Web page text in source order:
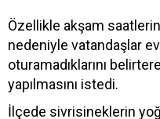
Özellikle akşam
nedeniyle vatandaşlar
oturamadıklarını
yapılmasını istedi.
İlçede sivrisineklerin